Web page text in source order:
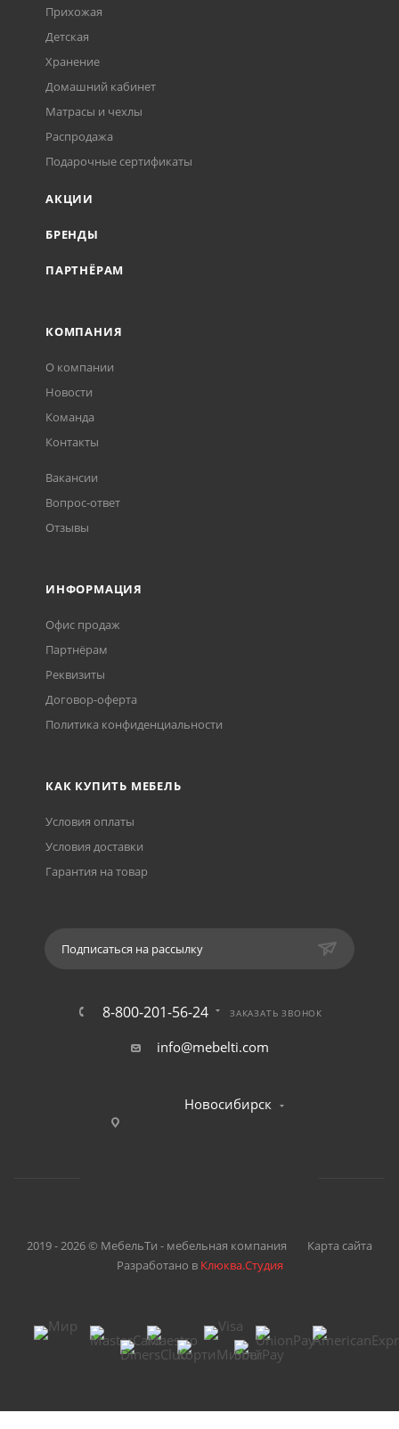
Прихожая
Детская
Хранение
Домашний кабинет
Матрасы и чехлы
Распродажа
Подарочные сертификаты
АКЦИИ
БРЕНДЫ
ПАРТНЁРАМ
КОМПАНИЯ
О компании
Новости
Команда
Контакты
Вакансии
Вопрос-ответ
Отзывы
ИНФОРМАЦИЯ
Офис продаж
Партнёрам
Реквизиты
Договор-оферта
Политика конфиденциальности
КАК КУПИТЬ МЕБЕЛЬ
Условия оплаты
Условия доставки
Гарантия на товар
Подписаться на рассылку
8-800-201-56-24 ЗАКАЗАТЬ ЗВОНОК
info@mebelti.com
Новосибирск
2019 - 2026 © МебельТи - мебельная компания
Карта сайта
Разработано в Клюква.Студия